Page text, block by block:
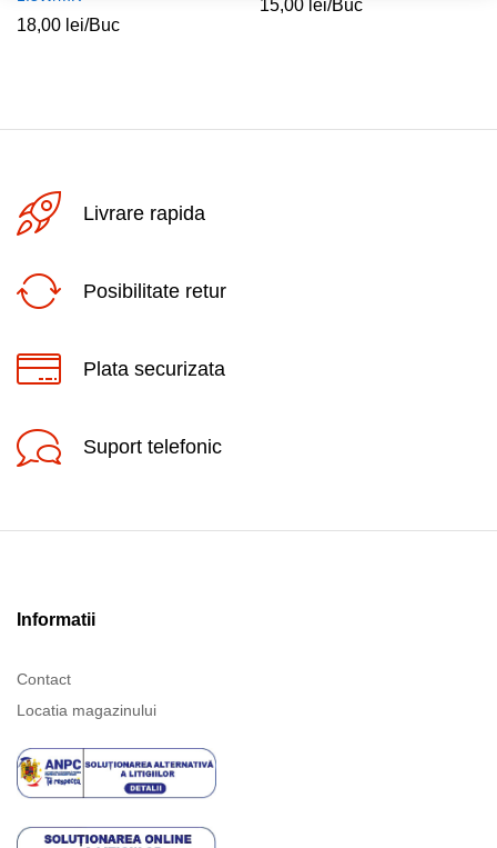
18,00 lei/Buc
15,00 lei/Buc
Livrare rapida
Posibilitate retur
Plata securizata
Suport telefonic
Informatii
Contact
Locatia magazinului